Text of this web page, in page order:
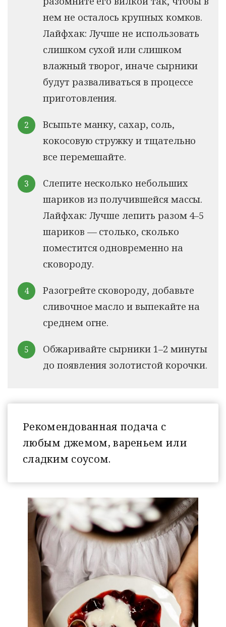
нем не осталось крупных комков.
Лайфхак: Лучше не использовать
слишком сухой или слишком
влажный творог, иначе сырники
будут разваливаться в процессе
приготовления.
Всыпьте манку, сахар, соль,
кокосовую стружку и тщательно
все перемешайте.
Слепите несколько небольших
шариков из получившейся массы.
Лайфхак: Лучше лепить разом 4–5
шариков — столько, сколько
поместится одновременно на
сковороду.
Разогрейте сковороду, добавьте
сливочное масло и выпекайте на
среднем огне.
Обжаривайте сырники 1–2 минуты
до появления золотистой корочки.
Рекомендованная подача с
любым джемом, вареньем или
сладким соусом.